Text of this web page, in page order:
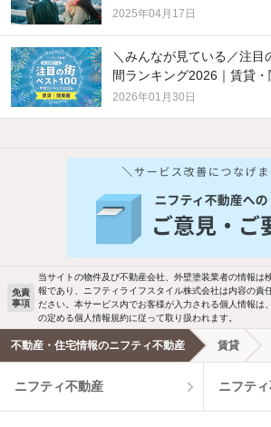
2025年04月17日
＼みんなが見ている／注目
間ランキング2026｜賃貸・
2026年01月30日
他の人はこんな条件で絞り込んでいます！
バス・トイレ別 2階
洗濯機置場あり 独
エアコンあり 都
温水洗浄便座 オ
免責
事項
当サイトの物件及び不動産会社、外壁塗装業者の情報は
報であり、ニフティライフスタイル株式会社は内容の責
ださい。本サービス内でお客様が入力される個人情報は
の定める個人情報規約に従って取り扱われます。
不動産・住宅情報のニフティ不動産 賃貸
ニフティ不動産 ニフテ